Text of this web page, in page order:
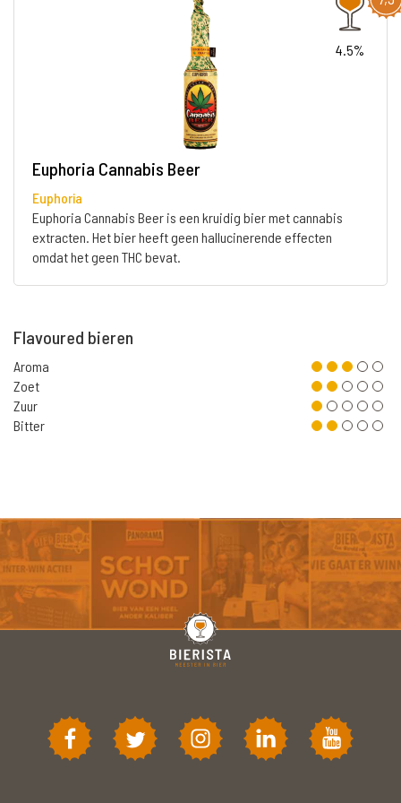
4.5%
Euphoria Cannabis Beer
Euphoria
Euphoria Cannabis Beer is een kruidig bier met cannabis
extracten. Het bier heeft geen hallucinerende effecten
omdat het geen THC bevat.
Flavoured bieren
Aroma
Zoet
Zuur
Bitter